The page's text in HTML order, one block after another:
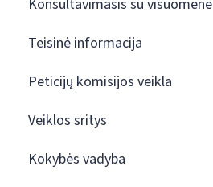
Konsultavimasis su visuomene
Teisinė informacija
Peticijų komisijos veikla
Veiklos sritys
Kokybės vadyba